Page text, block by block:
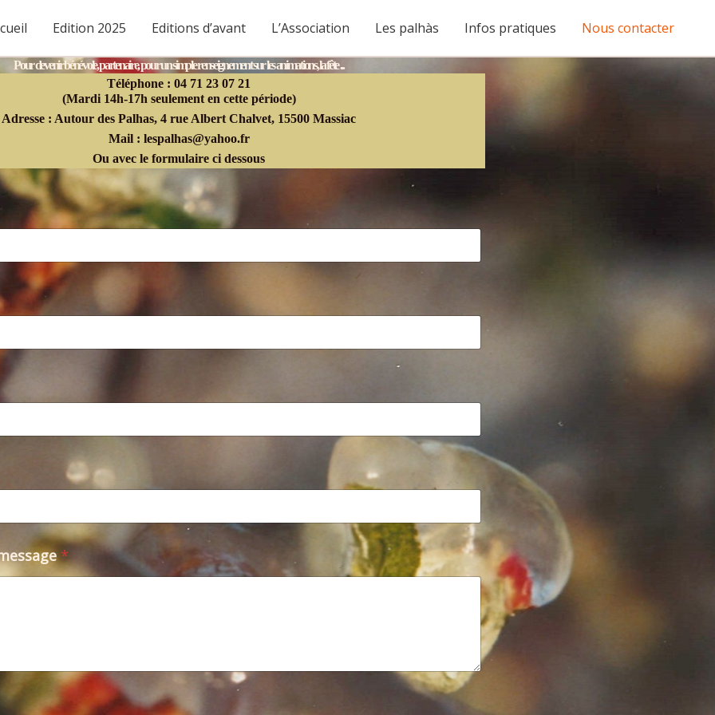
Edition 2025 Editions d’avant L’Association Les palhàs Infos pratiques Nous contacter
Pour devenir bénévole, partenaire, pour un simple renseignement sur les animations, la fête ...
Téléphone : 04 71 23 07 21
(Mardi 14h-17h seulement en cette période)
Adresse : Autour des Palhas, 4 rue Albert Chalvet, 15500 Massiac
Mail : lespalhas@yahoo.fr
Ou avec le formulaire ci dessous
*